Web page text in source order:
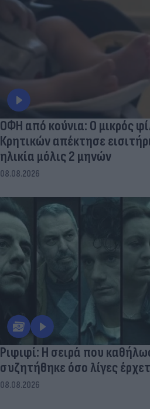
ΟΦΗ από κούνια: Ο μικρός
Κρητικών απέκτησε
ηλικία μόλις 2 μηνών
08.08.2026
Ριφιφί: Η σειρά που
συζητήθηκε όσο λίγες
08.08.2026